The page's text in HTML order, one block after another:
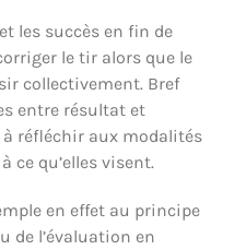
les succès en fin de
le tir alors que le
collectivement. Bref
entre résultat et
réfléchir aux modalités
ce qu’elles visent.
en effet au principe
de l’évaluation en